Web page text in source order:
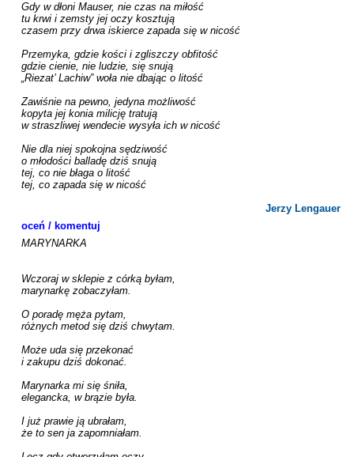
Gdy w dłoni Mauser, nie czas na miłość
tu krwi i zemsty jej oczy kosztują
czasem przy drwa iskierce zapada się w nicość
Przemyka, gdzie kości i zgliszczy obfitość
gdzie cienie, nie ludzie, się snują
„Riezat’ Lachiw” woła nie dbając o litość
Zawiśnie na pewno, jedyna możliwość
kopyta jej konia milicję tratują
w straszliwej wendecie wysyła ich w nicość
Nie dla niej spokojna sędziwość
o młodości balladę dziś snują
tej, co nie błaga o litość
tej, co zapada się w nicość
Jerzy Lengauer
oceń / komentuj
MARYNARKA
Wczoraj w sklepie z córką byłam,
marynarkę zobaczyłam.
O poradę męża pytam,
różnych metod się dziś chwytam.
Może uda się przekonać
i zakupu dziś dokonać.
Marynarka mi się śniła,
elegancka, w brązie była.
I już prawie ją ubrałam,
że to sen ja zapomniałam.